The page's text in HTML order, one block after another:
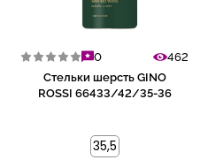
0
462
Стельки шерсть GINO
ROSSI 66433/42/35-36
35,5